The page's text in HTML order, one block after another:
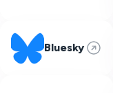
Bluesky